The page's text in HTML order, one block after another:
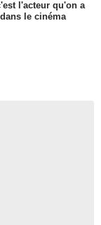
l'acteur qu'on a
le cinéma